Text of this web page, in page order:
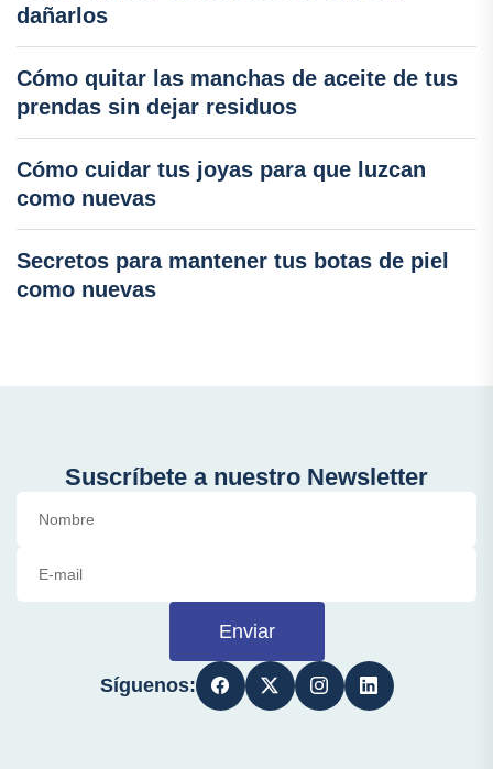
dañarlos
Cómo quitar las manchas de aceite de tus
prendas sin dejar residuos
Cómo cuidar tus joyas para que luzcan
como nuevas
Secretos para mantener tus botas de piel
como nuevas
Suscríbete a nuestro Newsletter
Enviar
Síguenos: